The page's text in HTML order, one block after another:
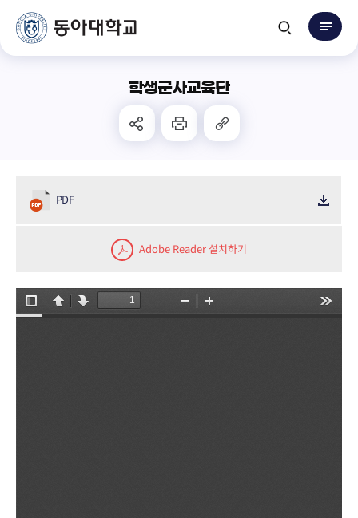
학생군사교육단
PDF
Adobe Reader 설치하기